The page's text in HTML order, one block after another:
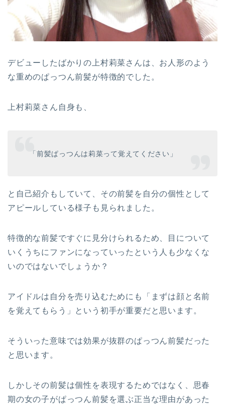
デビューしたばかりの上村莉菜さんは、お人形のよう
な重めのぱっつん前髪が特徴的でした。
上村莉菜さん自身も、
「前髪ぱっつんは莉菜って覚えてください」
と自己紹介もしていて、その前髪を自分の個性として
アピールしている様子も見られました。
特徴的な前髪ですぐに見分けられるため、目について
いくうちにファンになっていったという人も少なくな
いのではないでしょうか？
アイドルは自分を売り込むためにも「まずは顔と名前
を覚えてもらう」という初手が重要だと思います。
そういった意味では効果が抜群のぱっつん前髪だった
と思います。
しかしその前髪は個性を表現するためではなく、思春
期の女の子がぱっつん前髪を選ぶ正当な理由があった